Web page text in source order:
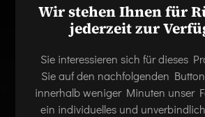
Wir stehen Ihnen für
jederzeit zur
Sie interessieren sich für dieses
Sie auf den nachfolgenden
innerhalb weniger Minuten unser
ein individuelles und